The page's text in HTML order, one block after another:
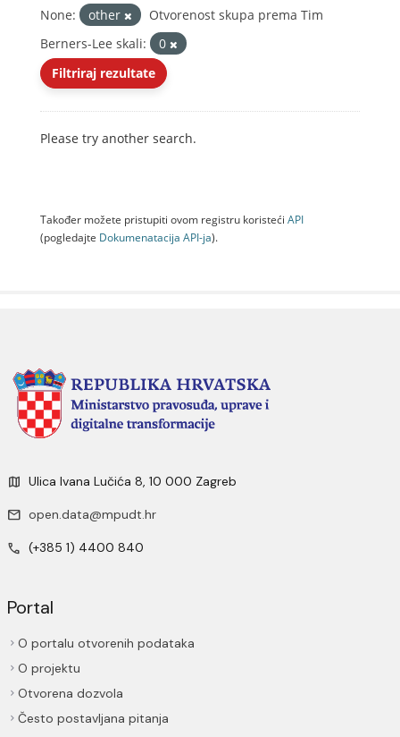
None:
other
Otvorenost skupa prema Tim
Berners-Lee skali:
0
Filtriraj rezultate
Please try another search.
Također možete pristupiti ovom registru koristeći API
(pogledajte Dokumenаtаcijа API-jа).